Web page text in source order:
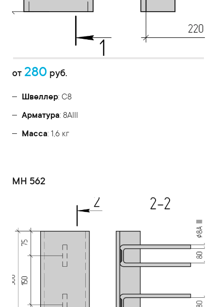
от 280 руб.
Швеллер: С8
Арматура: 8AIII
Масса: 1,6 кг
МН 562